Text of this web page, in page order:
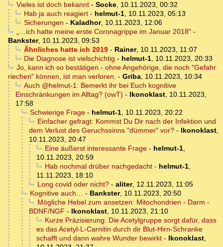
Vieles ist doch bekannt- Socke, 10.11.2023, 00:32
Hab ja auch reagiert- helmut-1, 10.11.2023, 05:13
Sicherungen - Kaladhor, 10.11.2023, 12:06
„…ich hatte meine erste Coronagrippe im Januar 2018“-
Bankster, 10.11.2023, 09:53
Ähnliches hatte ich 2019- Rainer, 10.11.2023, 11:07
Die Diagnose ist vielschichtig - helmut-1, 10.11.2023, 20:33
Jo, kann ich so bestätigen - ohne Angehörige, die noch "Gefahr
riechen" können, ist man verloren. - Griba, 10.11.2023, 10:34
Auch @helmut-1: Bemerkt ihr bei Euch kognitive
Einschränkungen im Alltag? (owT) - Ikonoklast, 10.11.2023,
17:58
Schwierige Frage- helmut-1, 10.11.2023, 20:22
Einfacher gefragt: Kommst Du Dir nach der Infektion und
dem Verlust des Geruchssinns "dümmer" vor? - Ikonoklast,
10.11.2023, 20:47
Eine äußerst interessante Frage- helmut-1,
10.11.2023, 20:59
Hab nochmal drüber nachgedacht- helmut-1,
11.11.2023, 18:10
Long covid oder nicht?- aliter, 12.11.2023, 11:05
Kognitive auch… - Bankster, 10.11.2023, 20:50
Mögliche Hebel zum ansetzen: Mitochondrien - Darm -
BDNF/NGF - Ikonoklast, 10.11.2023, 21:10
Kurze Präzisierung: Die Acetylgruppe sorgt dafür, dass
es das Acetyl-L-Carnitin durch dir Blut-Hirn-Schranke
schafft und dann wahre Wunder bewirkt - Ikonoklast,